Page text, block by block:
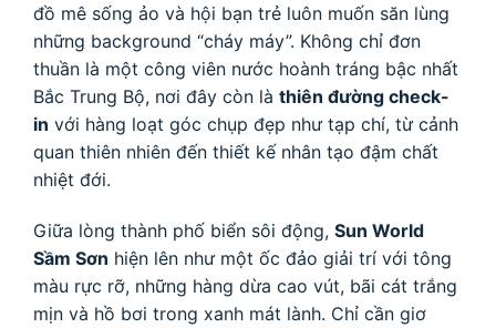
đồ mê sống ảo và hội bạn trẻ luôn muốn săn lùng
những background “cháy máy”. Không chỉ đơn
thuần là một công viên nước hoành tráng bậc nhất
Bắc Trung Bộ, nơi đây còn là thiên đường check-
in với hàng loạt góc chụp đẹp như tạp chí, từ cảnh
quan thiên nhiên đến thiết kế nhân tạo đậm chất
nhiệt đới.
Giữa lòng thành phố biển sôi động, Sun World
Sầm Sơn hiện lên như một ốc đảo giải trí với tông
màu rực rỡ, những hàng dừa cao vút, bãi cát trắng
mịn và hồ bơi trong xanh mát lành. Chỉ cần giơ